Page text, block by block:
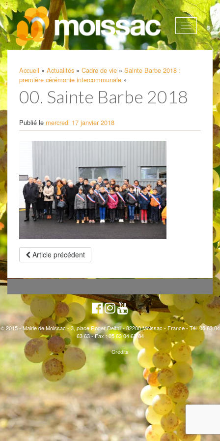
Afficher
la
Accueil » Actualités » Cadre de vie » Sainte Barbe 2018 :
première cérémonie intercommunale »
00. Sainte Barbe 2018
Publié le mercredi 17 janvier 2018
Article précédent
© 2015 - Mairie de Moissac - 3, place Roger Delthil - 82200 Moissac - France - Tél. 05 63 04
63 63 - Fax : 05 63 04 63 64
Crédits